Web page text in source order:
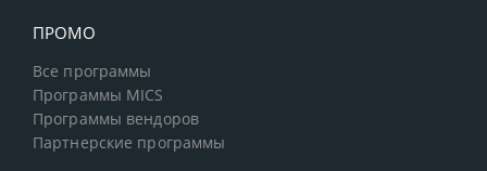
ПРОМО
Все программы
Программы MICS
Программы вендоров
Партнерские программы